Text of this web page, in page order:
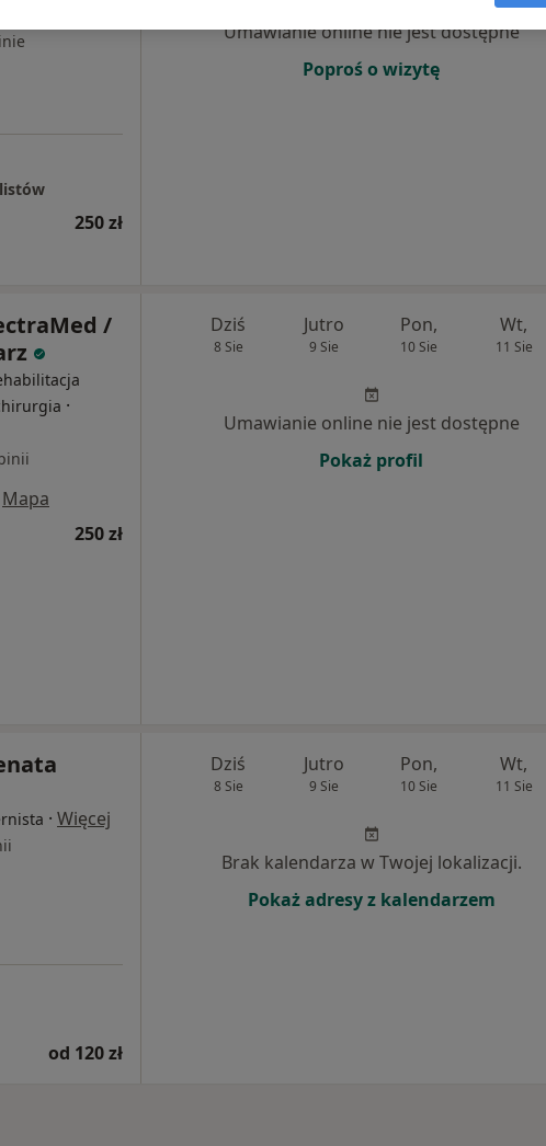
250 zł
Umawianie online nie jest dostępne
Poproś o wizytę
/
·
Mapa
250 zł
Dziś
8 Sie
Jutro
9 Sie
Pon,
10 Sie
Wt,
11 Sie
Umawianie online nie jest dostępne
Pokaż profil
· Więcej
od 120 zł
Dziś
8 Sie
Jutro
9 Sie
Pon,
10 Sie
Wt,
11 Sie
Brak kalendarza w Twojej lokalizacji.
Pokaż adresy z kalendarzem